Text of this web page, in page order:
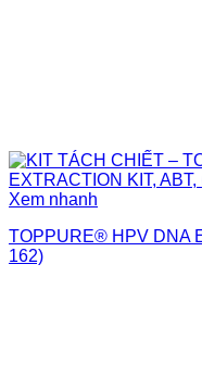
Xem nhanh
TOPPURE® HPV DNA
162)